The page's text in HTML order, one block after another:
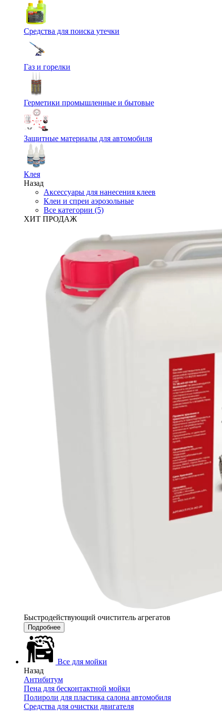
Средства для поиска утечки
Газ и горелки
Герметики промышленные и бытовые
Защитные материалы для автомобиля
Клея
Назад
Аксессуары для нанесения клеев
Клеи и спреи аэрозольные
Все категории (5)
ХИТ ПРОДАЖ
Быстродействующий очиститель агрегатов
Подробнее
Все для мойки
Назад
Антибитум
Пена для бесконтактной мойки
Полироли для пластика салона автомобиля
Средства для очистки двигателя